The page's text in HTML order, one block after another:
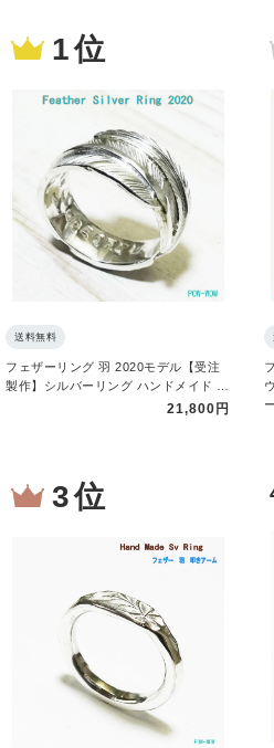
1 位
送料無料
フェザーリング 羽 2020モデル【受注
製作】シルバーリング ハンドメイド …
21,800円
3 位